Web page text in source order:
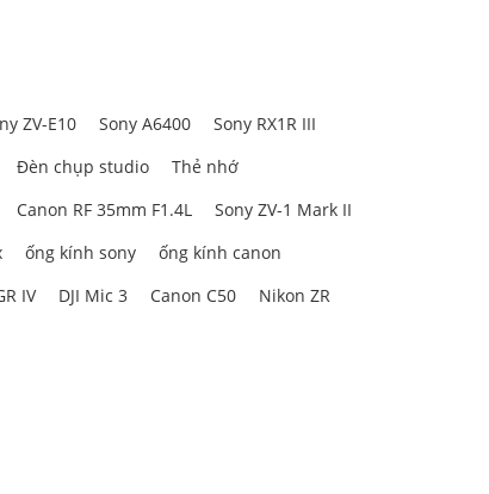
ZV-E10 Sony A6400
Sony RX1R III
Đèn chụp studio
Thẻ nhớ
Canon RF 35mm F1.4L
Sony ZV-1 Mark II
ống kính sony
ống kính canon
IV DJI Mic 3 Canon C50
Nikon ZR